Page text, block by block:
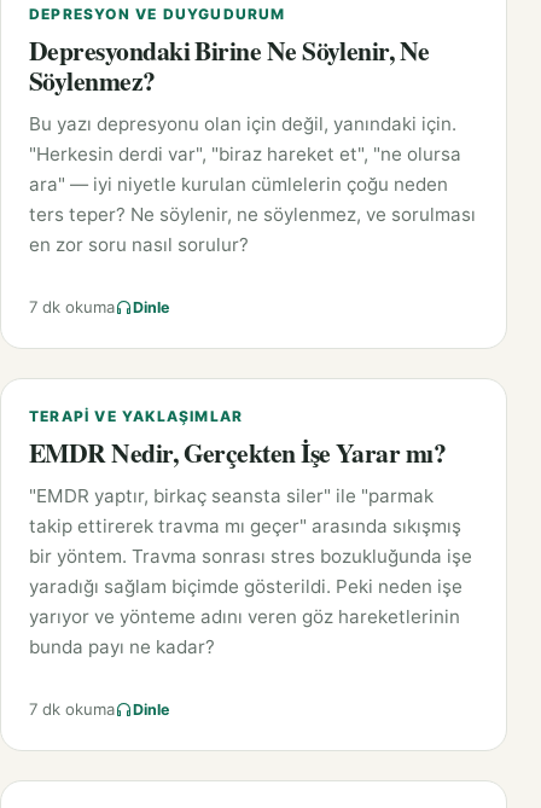
DEPRESYON VE DUYGUDURUM
Depresyondaki Birine Ne Söylenir, Ne
Söylenmez?
Bu yazı depresyonu olan için değil, yanındaki için.
"Herkesin derdi var", "biraz hareket et", "ne olursa
ara" — iyi niyetle kurulan cümlelerin çoğu neden
ters teper? Ne söylenir, ne söylenmez, ve sorulması
en zor soru nasıl sorulur?
7 dk okuma Dinle
TERAPI VE YAKLAŞIMLAR
EMDR Nedir, Gerçekten İşe Yarar mı?
"EMDR yaptır, birkaç seansta siler" ile "parmak
takip ettirerek travma mı geçer" arasında sıkışmış
bir yöntem. Travma sonrası stres bozukluğunda işe
yaradığı sağlam biçimde gösterildi. Peki neden işe
yarıyor ve yönteme adını veren göz hareketlerinin
bunda payı ne kadar?
7 dk okuma Dinle